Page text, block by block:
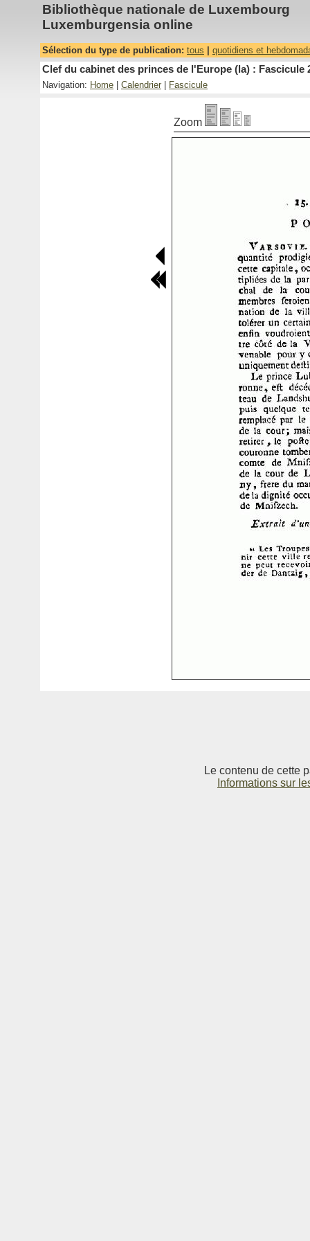
Bibliothèque nationale de Luxembourg
Luxemburgensia online
Sélection du type de publication: tous quotidiens et
Clef du cabinet des princes de l'Europe (la) : Fascicule
Navigation: Home Calendrier Fascicule
Zoom
Le contenu de cette
Informations sur